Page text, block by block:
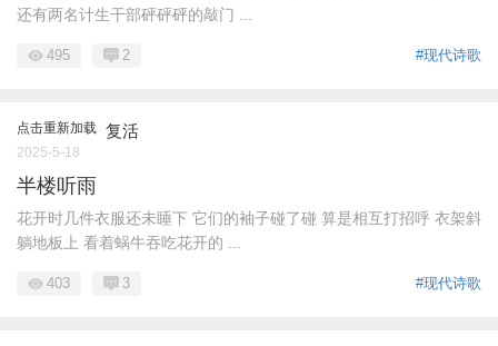
还有两名计生干部砰砰砰的敲门 ...
#现代诗歌
495 2
点击重新加载 复活
2025-5-18
半楼听雨
花开时几件衣服还未睡下 它们的袖子碰了碰 算是相互打招呼 衣架斜
躺地板上 看着蜗牛吞吃花开的 ...
#现代诗歌
403 3